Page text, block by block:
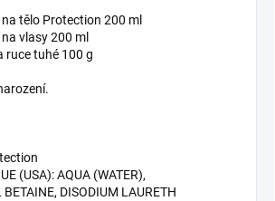
tělo Protection 200 ml
vlasy 200 ml
ruce tuhé 100 g
(USA): AQUA (WATER),
DISODIUM LAURETH